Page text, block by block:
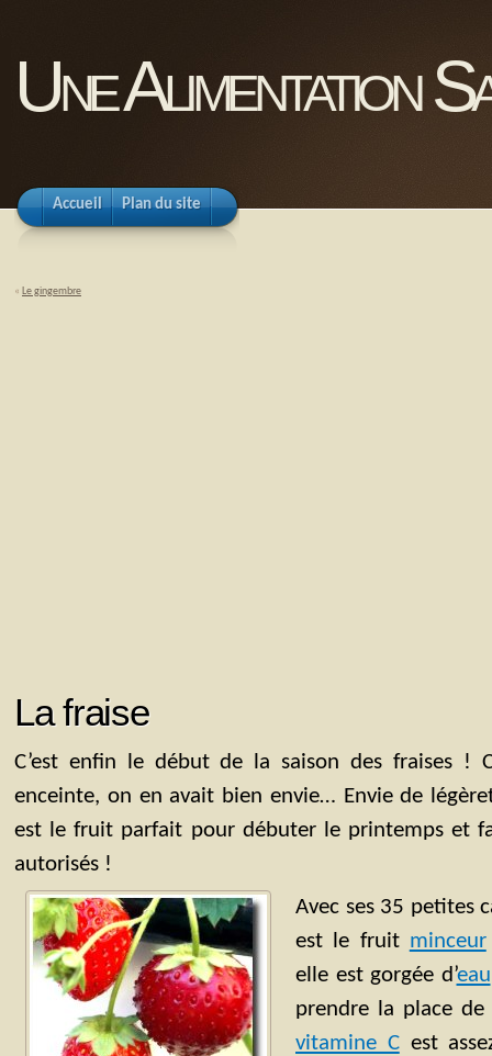
Une Alimentation
Accueil Plan du site
« Le gingembre
La fraise
C’est enfin le début de la saison des fraises !
enceinte, on en avait bien envie… Envie de
est le fruit parfait pour débuter le printemps et
autorisés !
Avec ses 35 petites
est le fruit minceur
elle est gorgée d’eau
prendre la place de
vitamine Cest